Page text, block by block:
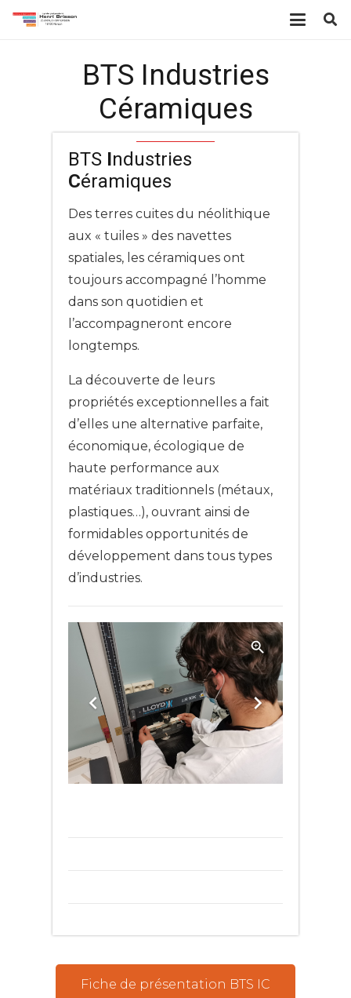
BTS Industries
Céramiques
BTS Industries
Céramiques
Des terres cuites du néolithique
aux « tuiles » des navettes
spatiales, les céramiques ont
toujours accompagné l’homme
dans son quotidien et
l’accompagneront encore
longtemps.
La découverte de leurs
propriétés exceptionnelles a fait
d’elles une alternative parfaite,
économique, écologique de
haute performance aux
matériaux traditionnels (métaux,
plastiques…), ouvrant ainsi de
formidables opportunités de
développement dans tous types
d’industries.
Fiche de présentation BTS IC